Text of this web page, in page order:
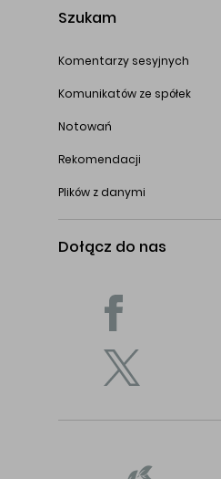
Szukam
Komentarzy sesyjnych
Komunikatów ze spółek
Notowań
Rekomendacji
Plików z danymi
Dołącz do nas